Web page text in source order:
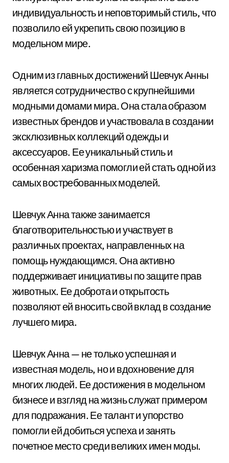
индивидуальность и неповторимый стиль, что
позволило ей укрепить свою позицию в
модельном мире.
Одним из главных достижений Шевчук Анны
является сотрудничество с крупнейшими
модными домами мира. Она стала образом
известных брендов и участвовала в создании
эксклюзивных коллекций одежды и
аксессуаров. Ее уникальный стиль и
особенная харизма помогли ей стать одной из
самых востребованных моделей.
Шевчук Анна также занимается
благотворительностью и участвует в
различных проектах, направленных на
помощь нуждающимся. Она активно
поддерживает инициативы по защите прав
животных. Ее доброта и открытость
позволяют ей вносить свой вклад в создание
лучшего мира.
Шевчук Анна — не только успешная и
известная модель, но и вдохновение для
многих людей. Ее достижения в модельном
бизнесе и взгляд на жизнь служат примером
для подражания. Ее талант и упорство
помогли ей добиться успеха и занять
почетное место среди великих имен моды.